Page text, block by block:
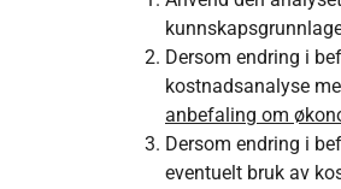
Dersom endring i
kostnadsanalyse
anbefaling om
Dersom endring i
eventuelt bruk av